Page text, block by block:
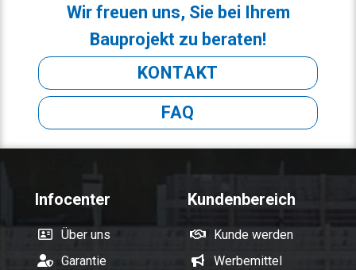
Wir freuen uns, Sie bei Ihrem
Bauprojekt zu beraten!
KONTAKT
FAQ
Infocenter
Über uns
Garantie
Kundenbereich
Kunde werden
Werbemittel